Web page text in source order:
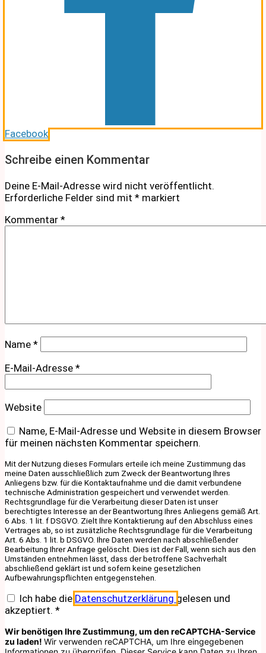
Facebook
Schreibe einen Kommentar
Deine E-Mail-Adresse wird nicht veröffentlicht.
Erforderliche Felder sind mit * markiert
Kommentar *
Name *
E-Mail-Adresse *
Website
Name, E-Mail-Adresse und Website in diesem Browser
für meinen nächsten Kommentar speichern.
Mit der Nutzung dieses Formulars erteile ich meine Zustimmung das
meine Daten ausschließlich zum Zweck der Beantwortung Ihres
Anliegens bzw. für die Kontaktaufnahme und die damit verbundene
technische Administration gespeichert und verwendet werden.
Rechtsgrundlage für die Verarbeitung dieser Daten ist unser
berechtigtes Interesse an der Beantwortung Ihres Anliegens gemäß Art.
6 Abs. 1 lit. f DSGVO. Zielt Ihre Kontaktierung auf den Abschluss eines
Vertrages ab, so ist zusätzliche Rechtsgrundlage für die Verarbeitung
Art. 6 Abs. 1 lit. b DSGVO. Ihre Daten werden nach abschließender
Bearbeitung Ihrer Anfrage gelöscht. Dies ist der Fall, wenn sich aus den
Umständen entnehmen lässt, dass der betroffene Sachverhalt
abschließend geklärt ist und sofern keine gesetzlichen
Aufbewahrungspflichten entgegenstehen.
Ich habe die Datenschutzerklärung gelesen und
akzeptiert. *
Wir benötigen Ihre Zustimmung, um den reCAPTCHA-Service
zu laden! Wir verwenden reCAPTCHA, um Ihre eingegebenen